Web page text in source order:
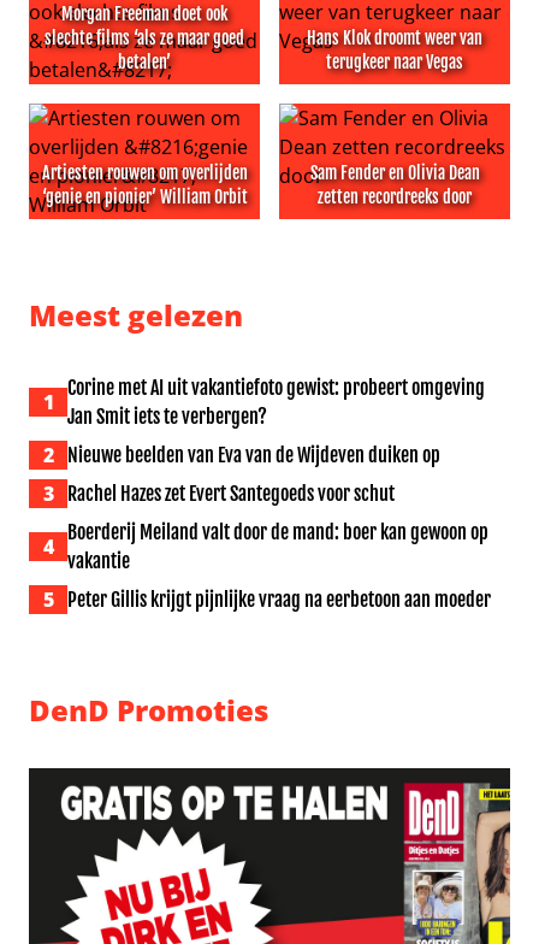
Morgan Freeman doet ook
slechte films ‘als ze maar goed
betalen’
Morgan Freeman doet ook slechte films ‘als ze maar
Hans Klok droomt weer van
terugkeer naar Vegas
Hans Klok droomt weer van
Artiesten rouwen om overlijden
‘genie en pionier’ William Orbit
Sam Fender en Olivia Dean
zetten recordreeks door
Meest gelezen
1
Corine met AI uit vakantiefoto gewist: probeert omgeving
Jan Smit iets te verbergen?
2 Nieuwe beelden van Eva van de Wijdeven duiken op
3 Rachel Hazes zet Evert Santegoeds voor schut
4
Boerderij Meiland valt door de mand: boer kan gewoon op
vakantie
5 Peter Gillis krijgt pijnlijke vraag na eerbetoon aan moeder
DenD Promoties